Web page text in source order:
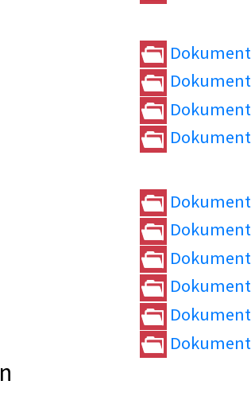
Dokument
Dokument
Dokument
Dokument
Dokument
Dokument
Dokument
Dokument
Dokument
Dokument